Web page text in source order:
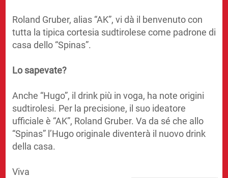
Roland Gruber, alias “AK”, vi dà il benvenuto con
tutta la tipica cortesia sudtirolese come padrone di
casa dello “Spinas”.
Lo sapevate?
Anche “Hugo”, il drink più in voga, ha note origini
sudtirolesi. Per la precisione, il suo ideatore
ufficiale è “AK”, Roland Gruber. Va da sé che allo
“Spinas” l’Hugo originale diventerà il nuovo drink
della casa.
Viva